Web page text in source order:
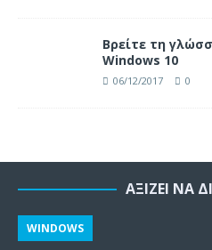
Βρείτε τη
Windows 10
06/12/2017 0
ΑΞΊΖΕΙ ΝΑ
WINDOWS